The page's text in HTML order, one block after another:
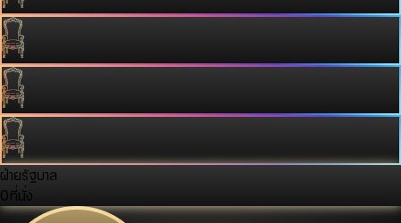
ฝ่ายรัฐบาล
0ที่นั่ง